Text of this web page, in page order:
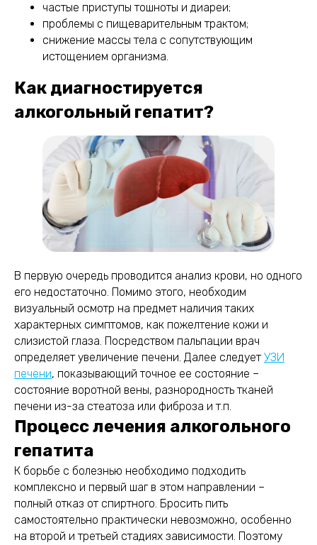
частые приступы тошноты и диареи;
проблемы с пищеварительным трактом;
снижение массы тела с сопутствующим
истощением организма.
Как диагностируется
алкогольный гепатит?
В первую очередь проводится анализ крови, но одного
его недостаточно. Помимо этого, необходим
визуальный осмотр на предмет наличия таких
характерных симптомов, как пожелтение кожи и
слизистой глаза. Посредством пальпации врач
определяет увеличение печени. Далее следуетУЗИ
печени, показывающий точное ее состояние –
состояние воротной вены, разнородность тканей
печени из-за стеатоза или фиброза и т.п.
Процесс лечения алкогольного
гепатита
К борьбе с болезнью необходимо подходить
комплексно и первый шаг в этом направлении –
полный отказ от спиртного. Бросить пить
самостоятельно практически невозможно, особенно
на второй и третьей стадиях зависимости. Поэтому